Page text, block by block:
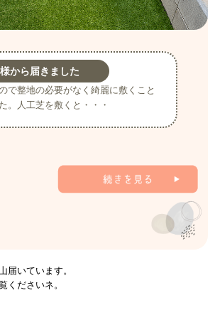
から届きました
で整地の必要がなく綺麗に敷くこと
。人工芝を敷くと・・・
届いています。
くださいネ。